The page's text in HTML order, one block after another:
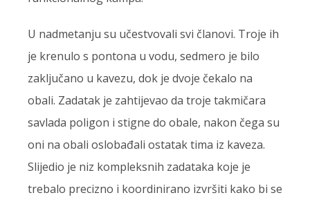
U nadmetanju su učestvovali svi članovi. Troje ih
je krenulo s pontona u vodu, sedmero je bilo
zaključano u kavezu, dok je dvoje čekalo na
obali. Zadatak je zahtijevao da troje takmičara
savlada poligon i stigne do obale, nakon čega su
oni na obali oslobađali ostatak tima iz kaveza.
Slijedio je niz kompleksnih zadataka koje je
trebalo precizno i koordinirano izvršiti kako bi se